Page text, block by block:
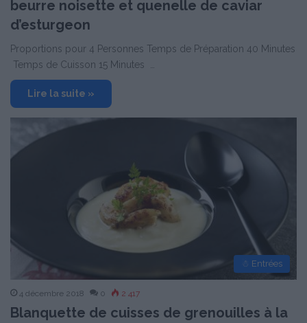
beurre noisette et quenelle de caviar
d’esturgeon
Proportions pour 4 Personnes Temps de Préparation 40 Minutes
Temps de Cuisson 15 Minutes …
Lire la suite »
☃ Entrées
4 décembre 2018 0 2 417
Blanquette de cuisses de grenouilles à la